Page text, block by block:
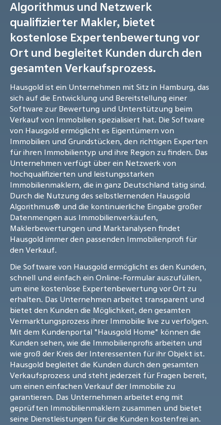
Algorithmus und Netzwerk
qualifizierter Makler, bietet
kostenlose Expertenbewertung vor
Ort und begleitet Kunden durch den
gesamten Verkaufsprozess.
Hausgold ist ein Unternehmen mit Sitz in Hamburg, das
sich auf die Entwicklung und Bereitstellung einer
Software zur Bewertung und Unterstützung beim
Verkauf von Immobilien spezialisiert hat. Die Software
von Hausgold ermöglicht es Eigentümern von
Immobilien und Grundstücken, den richtigen Experten
für ihren Immobilientyp und ihre Region zu finden. Das
Unternehmen verfügt über ein Netzwerk von
hochqualifizierten und leistungsstarken
Immobilienmaklern, die in ganz Deutschland tätig sind.
Durch die Nutzung des selbstlernenden Hausgold
Algorithmus® und die kontinuierliche Eingabe großer
Datenmengen aus Immobilienverkäufen,
Maklerbewertungen und Marktanalysen findet
Hausgold immer den passenden Immobilienprofi für
den Verkauf.
Die Software von Hausgold ermöglicht es den Kunden,
schnell und einfach ein Online-Formular auszufüllen,
um eine kostenlose Expertenbewertung vor Ort zu
erhalten. Das Unternehmen arbeitet transparent und
bietet den Kunden die Möglichkeit, den gesamten
Vermarktungsprozess ihrer Immobilie live zu verfolgen.
Mit dem Kundenportal "Hausgold Home" können die
Kunden sehen, wie die Immobilienprofis arbeiten und
wie groß der Kreis der Interessenten für ihr Objekt ist.
Hausgold begleitet die Kunden durch den gesamten
Verkaufsprozess und steht jederzeit für Fragen bereit,
um einen einfachen Verkauf der Immobilie zu
garantieren. Das Unternehmen arbeitet eng mit
geprüften Immobilienmaklern zusammen und bietet
seine Dienstleistungen für die Kunden kostenfrei an.